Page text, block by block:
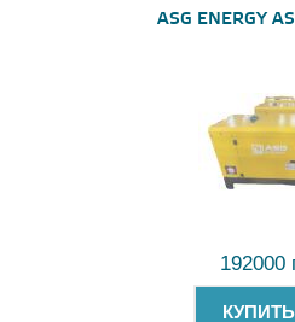
ASG ENERGY
192000
КУПИТЬ